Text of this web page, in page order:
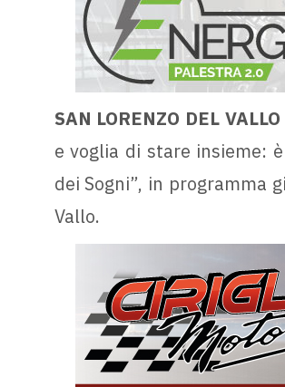
SAN LORENZO DEL VALLO
e voglia di stare insieme:
dei Sogni”, in programma
Vallo.